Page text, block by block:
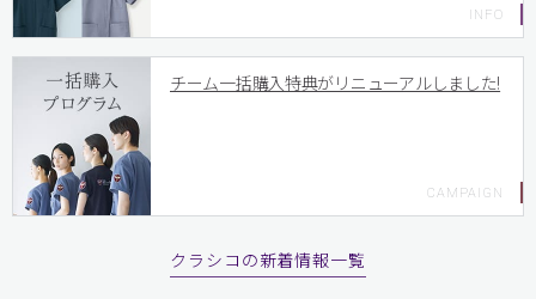
チーム一括購入特典がリニューアルしました!
クラシコの新着情報一覧